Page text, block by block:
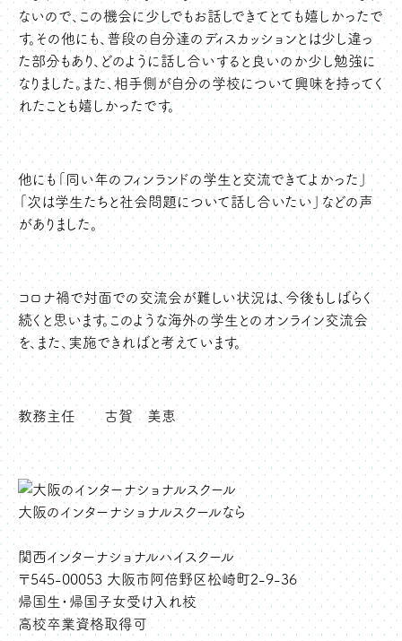
ないので、この機会に少しでもお話しできてとても嬉しかったで
す。その他にも、普段の自分達のディスカッションとは少し違っ
た部分もあり、どのように話し合いすると良いのか少し勉強に
なりました。また、相手側が自分の学校について興味を持ってく
れたことも嬉しかったです。
他にも「同い年のフィンランドの学生と交流できてよかった」
「次は学生たちと社会問題について話し合いたい」などの声
がありました。
コロナ禍で対面での交流会が難しい状況は、今後もしばらく
続くと思います。このような海外の学生とのオンライン交流会
を、また、実施できればと考えています。
教務主任 古賀 美恵
大阪のインターナショナルスクールなら
関西インターナショナルハイスクール
〒545-00053 大阪市阿倍野区松崎町2-9-36
帰国生・帰国子女受け入れ校
高校卒業資格取得可